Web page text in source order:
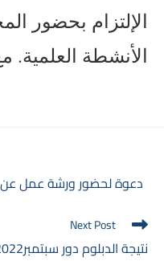
الإلتزام بحضور
الأنشطة العلمية.
دعوة لحضور ورشة عمل عن
Next Post
نتيجة الدبلوم دور سبتمبر2022